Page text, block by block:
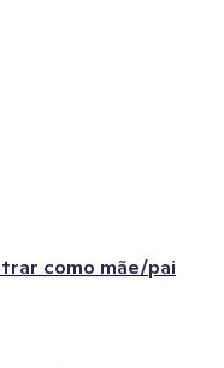
como mãe/pai